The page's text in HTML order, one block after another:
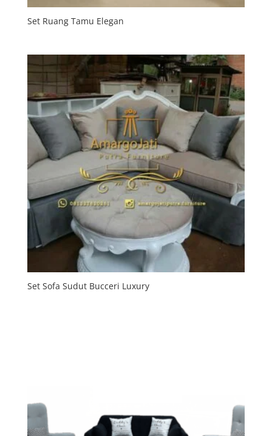
Set Ruang Tamu Elegan
Set Sofa Sudut Bucceri Luxury